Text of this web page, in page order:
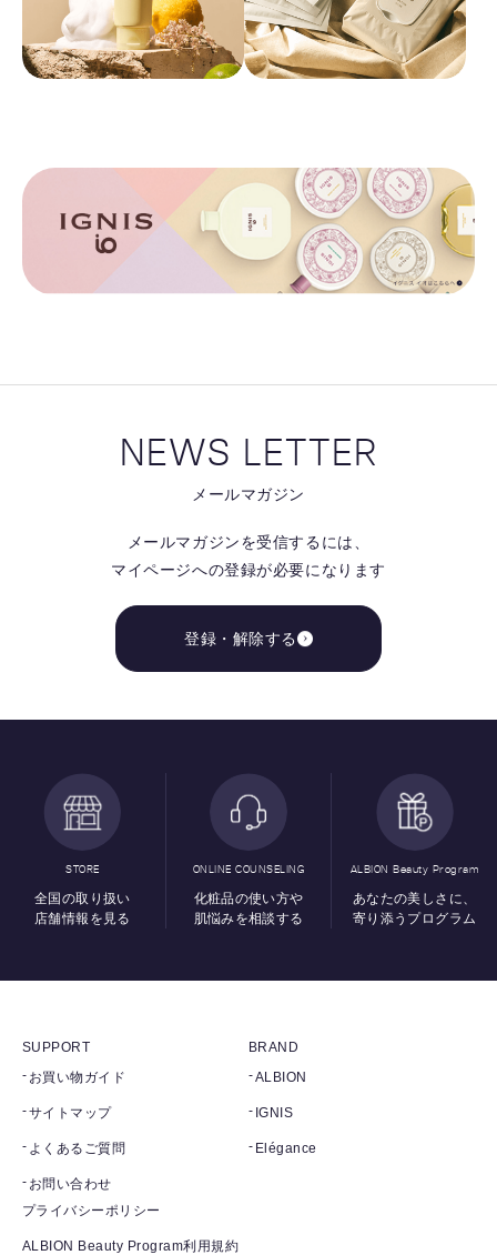
NEWS LETTER
メールマガジン
メールマガジンを受信するには、
マイページへの登録が必要になります
登録・解除する
STORE
全国の取り扱い
店舗情報を見る
ONLINE COUNSELING
化粧品の使い方や
肌悩みを相談する
ALBION Beauty Program
あなたの美しさに、
寄り添うプログラム
SUPPORT
お買い物ガイド
サイトマップ
よくあるご質問
お問い合わせ
BRAND
ALBION
IGNIS
Elégance
プライバシーポリシー
ALBION Beauty Program利用規約